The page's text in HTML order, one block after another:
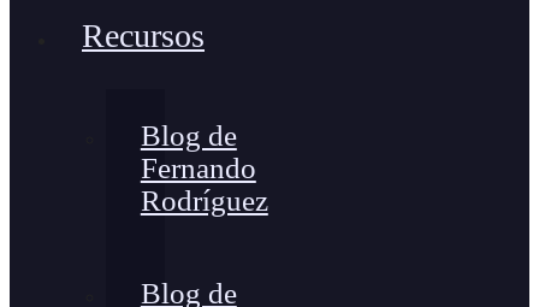
Recursos
Blog de
Fernando
Rodríguez
Blog de